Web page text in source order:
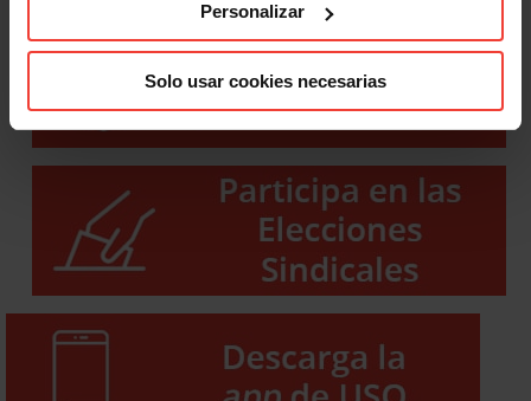
Personalizar
Solo usar cookies necesarias